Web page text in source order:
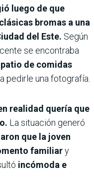
luego de que
bromas a una
del Este. Según
se encontraba
de comidas
pedirle una fotografía.
realidad quería que
La situación generó
que la joven
familiary
incómoda e